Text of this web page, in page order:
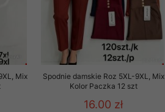
Mix
Spodnie damskie Roz 5XL-9XL, Mix
Kolor Paczka 12 szt
16.00 zł